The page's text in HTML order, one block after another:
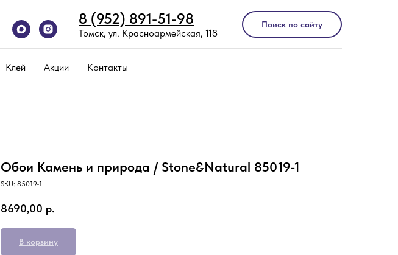
8 (952) 891-51-98
Томск, ул. Красноармейская, 118
Поиск по сайту
Клей Акции Контакты
Обои Камень и природа / Stone&Natural 85019-1
SKU: 85019-1
8690,00 р.
В корзину